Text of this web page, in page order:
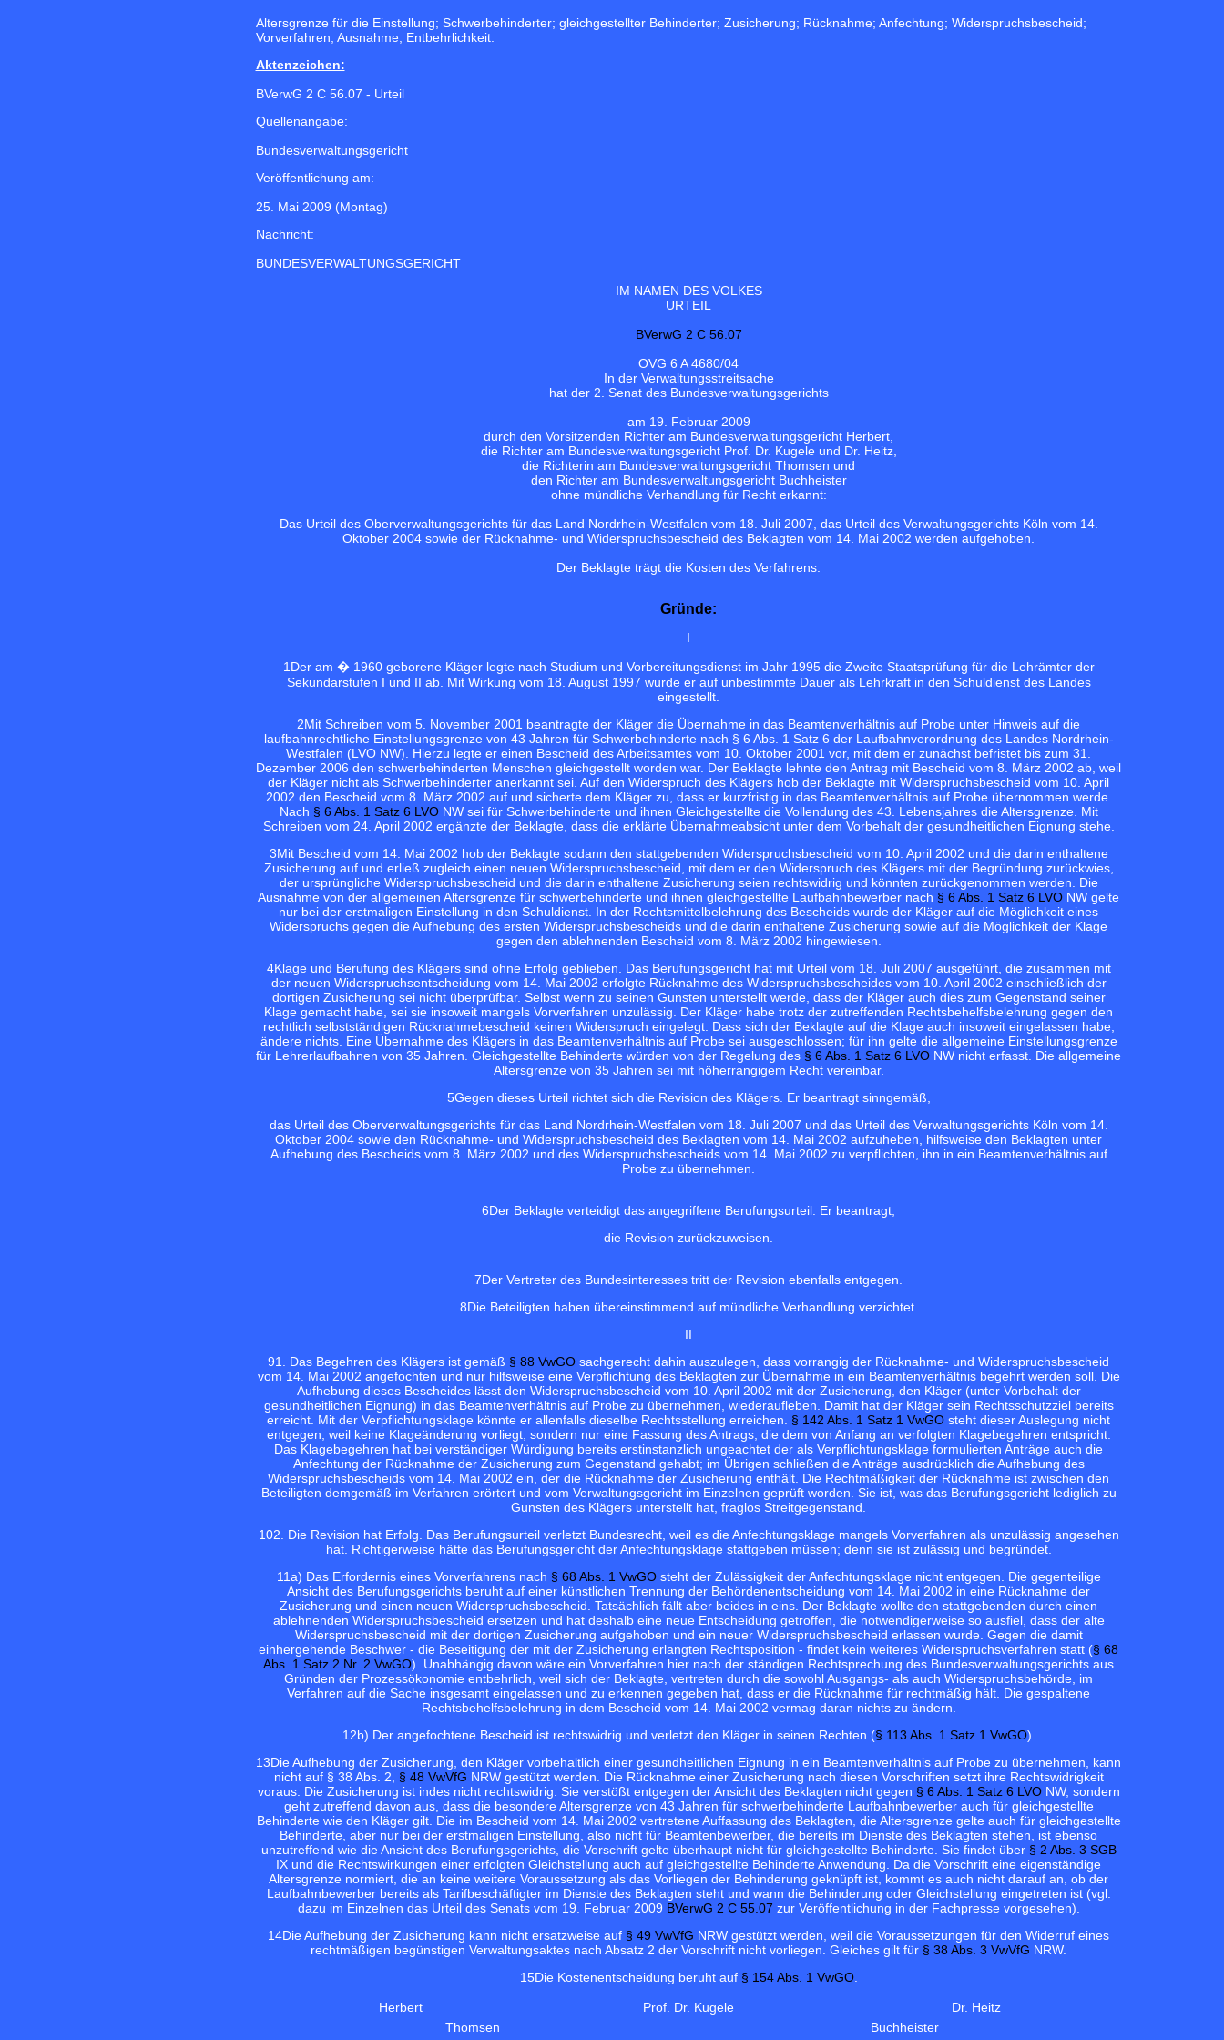
Altersgrenze für die Einstellung; Schwerbehinderter; gleichgestellter Behinderter; Zusicherung; Rücknahme; Anfechtung; Widerspruchsbescheid;
Vorverfahren; Ausnahme; Entbehrlichkeit.
Aktenzeichen:
BVerwG 2 C 56.07 - Urteil
Quellenangabe:
Bundesverwaltungsgericht
Veröffentlichung am:
25. Mai 2009 (Montag)
Nachricht:
BUNDESVERWALTUNGSGERICHT
IM NAMEN DES VOLKES
URTEIL
BVerwG 2 C 56.07
OVG 6 A 4680/04
In der Verwaltungsstreitsache
hat der 2. Senat des Bundesverwaltungsgerichts
am 19. Februar 2009
durch den Vorsitzenden Richter am Bundesverwaltungsgericht Herbert,
die Richter am Bundesverwaltungsgericht Prof. Dr. Kugele und Dr. Heitz,
die Richterin am Bundesverwaltungsgericht Thomsen und
den Richter am Bundesverwaltungsgericht Buchheister
ohne mündliche Verhandlung für Recht erkannt:
Das Urteil des Oberverwaltungsgerichts für das Land Nordrhein-Westfalen vom 18. Juli 2007, das Urteil des Verwaltungsgerichts Köln vom 14.
Oktober 2004 sowie der Rücknahme- und Widerspruchsbescheid des Beklagten vom 14. Mai 2002 werden aufgehoben.
Der Beklagte trägt die Kosten des Verfahrens.
Gründe:
I
1 Der am � 1960 geborene Kläger legte nach Studium und Vorbereitungsdienst im Jahr 1995 die Zweite Staatsprüfung für die Lehrämter der
Sekundarstufen I und II ab. Mit Wirkung vom 18. August 1997 wurde er auf unbestimmte Dauer als Lehrkraft in den Schuldienst des Landes
eingestellt.
2Mit Schreiben vom 5. November 2001 beantragte der Kläger die Übernahme in das Beamtenverhältnis auf Probe unter Hinweis auf die
laufbahnrechtliche Einstellungsgrenze von 43 Jahren für Schwerbehinderte nach § 6 Abs. 1 Satz 6 der Laufbahnverordnung des Landes Nordrhein-
Westfalen (LVO NW). Hierzu legte er einen Bescheid des Arbeitsamtes vom 10. Oktober 2001 vor, mit dem er zunächst befristet bis zum 31.
Dezember 2006 den schwerbehinderten Menschen gleichgestellt worden war. Der Beklagte lehnte den Antrag mit Bescheid vom 8. März 2002 ab, weil
der Kläger nicht als Schwerbehinderter anerkannt sei. Auf den Widerspruch des Klägers hob der Beklagte mit Widerspruchsbescheid vom 10. April
2002 den Bescheid vom 8. März 2002 auf und sicherte dem Kläger zu, dass er kurzfristig in das Beamtenverhältnis auf Probe übernommen werde.
Nach § 6 Abs. 1 Satz 6 LVONW sei für Schwerbehinderte und ihnen Gleichgestellte die Vollendung des 43. Lebensjahres die Altersgrenze. Mit
Schreiben vom 24. April 2002 ergänzte der Beklagte, dass die erklärte Übernahmeabsicht unter dem Vorbehalt der gesundheitlichen Eignung stehe.
3Mit Bescheid vom 14. Mai 2002 hob der Beklagte sodann den stattgebenden Widerspruchsbescheid vom 10. April 2002 und die darin enthaltene
Zusicherung auf und erließ zugleich einen neuen Widerspruchsbescheid, mit dem er den Widerspruch des Klägers mit der Begründung zurückwies,
der ursprüngliche Widerspruchsbescheid und die darin enthaltene Zusicherung seien rechtswidrig und könnten zurückgenommen werden. Die
Ausnahme von der allgemeinen Altersgrenze für schwerbehinderte und ihnen gleichgestellte Laufbahnbewerber nach § 6 Abs. 1 Satz 6 LVO NW gelte
nur bei der erstmaligen Einstellung in den Schuldienst. In der Rechtsmittelbelehrung des Bescheids wurde der Kläger auf die Möglichkeit eines
Widerspruchs gegen die Aufhebung des ersten Widerspruchsbescheids und die darin enthaltene Zusicherung sowie auf die Möglichkeit der Klage
gegen den ablehnenden Bescheid vom 8. März 2002 hingewiesen.
4Klage und Berufung des Klägers sind ohne Erfolg geblieben. Das Berufungsgericht hat mit Urteil vom 18. Juli 2007 ausgeführt, die zusammen mit
der neuen Widerspruchsentscheidung vom 14. Mai 2002 erfolgte Rücknahme des Widerspruchsbescheides vom 10. April 2002 einschließlich der
dortigen Zusicherung sei nicht überprüfbar. Selbst wenn zu seinen Gunsten unterstellt werde, dass der Kläger auch dies zum Gegenstand seiner
Klage gemacht habe, sei sie insoweit mangels Vorverfahren unzulässig. Der Kläger habe trotz der zutreffenden Rechtsbehelfsbelehrung gegen den
rechtlich selbstständigen Rücknahmebescheid keinen Widerspruch eingelegt. Dass sich der Beklagte auf die Klage auch insoweit eingelassen habe,
ändere nichts. Eine Übernahme des Klägers in das Beamtenverhältnis auf Probe sei ausgeschlossen; für ihn gelte die allgemeine Einstellungsgrenze
für Lehrerlaufbahnen von 35 Jahren. Gleichgestellte Behinderte würden von der Regelung des § 6 Abs. 1 Satz 6 LVO NW nicht erfasst. Die allgemeine
Altersgrenze von 35 Jahren sei mit höherrangigem Recht vereinbar.
5Gegen dieses Urteil richtet sich die Revision des Klägers. Er beantragt sinngemäß,
das Urteil des Oberverwaltungsgerichts für das Land Nordrhein-Westfalen vom 18. Juli 2007 und das Urteil des Verwaltungsgerichts Köln vom 14.
Oktober 2004 sowie den Rücknahme- und Widerspruchsbescheid des Beklagten vom 14. Mai 2002 aufzuheben, hilfsweise den Beklagten unter
Aufhebung des Bescheids vom 8. März 2002 und des Widerspruchsbescheids vom 14. Mai 2002 zu verpflichten, ihn in ein Beamtenverhältnis auf
Probe zu übernehmen.
6Der Beklagte verteidigt das angegriffene Berufungsurteil. Er beantragt,
die Revision zurückzuweisen.
7Der Vertreter des Bundesinteresses tritt der Revision ebenfalls entgegen.
8Die Beteiligten haben übereinstimmend auf mündliche Verhandlung verzichtet.
II
91. Das Begehren des Klägers ist gemäß § 88 VwGO sachgerecht dahin auszulegen, dass vorrangig der Rücknahme- und Widerspruchsbescheid
vom 14. Mai 2002 angefochten und nur hilfsweise eine Verpflichtung des Beklagten zur Übernahme in ein Beamtenverhältnis begehrt werden soll. Die
Aufhebung dieses Bescheides lässt den Widerspruchsbescheid vom 10. April 2002 mit der Zusicherung, den Kläger (unter Vorbehalt der
gesundheitlichen Eignung) in das Beamtenverhältnis auf Probe zu übernehmen, wiederaufleben. Damit hat der Kläger sein Rechtsschutzziel bereits
erreicht. Mit der Verpflichtungsklage könnte er allenfalls dieselbe Rechtsstellung erreichen. § 142 Abs. 1 Satz 1 VwGO steht dieser Auslegung nicht
entgegen, weil keine Klageänderung vorliegt, sondern nur eine Fassung des Antrags, die dem von Anfang an verfolgten Klagebegehren entspricht.
Das Klagebegehren hat bei verständiger Würdigung bereits erstinstanzlich ungeachtet der als Verpflichtungsklage formulierten Anträge auch die
Anfechtung der Rücknahme der Zusicherung zum Gegenstand gehabt; im Übrigen schließen die Anträge ausdrücklich die Aufhebung des
Widerspruchsbescheids vom 14. Mai 2002 ein, der die Rücknahme der Zusicherung enthält. Die Rechtmäßigkeit der Rücknahme ist zwischen den
Beteiligten demgemäß im Verfahren erörtert und vom Verwaltungsgericht im Einzelnen geprüft worden. Sie ist, was das Berufungsgericht lediglich zu
Gunsten des Klägers unterstellt hat, fraglos Streitgegenstand.
102. Die Revision hat Erfolg. Das Berufungsurteil verletzt Bundesrecht, weil es die Anfechtungsklage mangels Vorverfahren als unzulässig angesehen
hat. Richtigerweise hätte das Berufungsgericht der Anfechtungsklage stattgeben müssen; denn sie ist zulässig und begründet.
11a) Das Erfordernis eines Vorverfahrens nach § 68 Abs. 1 VwGOsteht der Zulässigkeit der Anfechtungsklage nicht entgegen. Die gegenteilige
Ansicht des Berufungsgerichts beruht auf einer künstlichen Trennung der Behördenentscheidung vom 14. Mai 2002 in eine Rücknahme der
Zusicherung und einen neuen Widerspruchsbescheid. Tatsächlich fällt aber beides in eins. Der Beklagte wollte den stattgebenden durch einen
ablehnenden Widerspruchsbescheid ersetzen und hat deshalb eine neue Entscheidung getroffen, die notwendigerweise so ausfiel, dass der alte
Widerspruchsbescheid mit der dortigen Zusicherung aufgehoben und ein neuer Widerspruchsbescheid erlassen wurde. Gegen die damit
einhergehende Beschwer - die Beseitigung der mit der Zusicherung erlangten Rechtsposition - findet kein weiteres Widerspruchsverfahren statt (§ 68
Abs. 1 Satz 2 Nr. 2 VwGO). Unabhängig davon wäre ein Vorverfahren hier nach der ständigen Rechtsprechung des Bundesverwaltungsgerichts aus
Gründen der Prozessökonomie entbehrlich, weil sich der Beklagte, vertreten durch die sowohl Ausgangs- als auch Widerspruchsbehörde, im
Verfahren auf die Sache insgesamt eingelassen und zu erkennen gegeben hat, dass er die Rücknahme für rechtmäßig hält. Die gespaltene
Rechtsbehelfsbelehrung in dem Bescheid vom 14. Mai 2002 vermag daran nichts zu ändern.
12b) Der angefochtene Bescheid ist rechtswidrig und verletzt den Kläger in seinen Rechten (§ 113 Abs. 1 Satz 1 VwGO).
13Die Aufhebung der Zusicherung, den Kläger vorbehaltlich einer gesundheitlichen Eignung in ein Beamtenverhältnis auf Probe zu übernehmen, kann
nicht auf § 38 Abs. 2, § 48 VwVfG NRW gestützt werden. Die Rücknahme einer Zusicherung nach diesen Vorschriften setzt ihre Rechtswidrigkeit
voraus. Die Zusicherung ist indes nicht rechtswidrig. Sie verstößt entgegen der Ansicht des Beklagten nicht gegen § 6 Abs. 1 Satz 6 LVONW, sondern
geht zutreffend davon aus, dass die besondere Altersgrenze von 43 Jahren für schwerbehinderte Laufbahnbewerber auch für gleichgestellte
Behinderte wie den Kläger gilt. Die im Bescheid vom 14. Mai 2002 vertretene Auffassung des Beklagten, die Altersgrenze gelte auch für gleichgestellte
Behinderte, aber nur bei der erstmaligen Einstellung, also nicht für Beamtenbewerber, die bereits im Dienste des Beklagten stehen, ist ebenso
unzutreffend wie die Ansicht des Berufungsgerichts, die Vorschrift gelte überhaupt nicht für gleichgestellte Behinderte. Sie findet über § 2 Abs. 3 SGB
IX und die Rechtswirkungen einer erfolgten Gleichstellung auch auf gleichgestellte Behinderte Anwendung. Da die Vorschrift eine eigenständige
Altersgrenze normiert, die an keine weitere Voraussetzung als das Vorliegen der Behinderung geknüpft ist, kommt es auch nicht darauf an, ob der
Laufbahnbewerber bereits als Tarifbeschäftigter im Dienste des Beklagten steht und wann die Behinderung oder Gleichstellung eingetreten ist (vgl.
dazu im Einzelnen das Urteil des Senats vom 19. Februar 2009 BVerwG 2 C 55.07 zur Veröffentlichung in der Fachpresse vorgesehen).
14Die Aufhebung der Zusicherung kann nicht ersatzweise auf § 49 VwVfG NRW gestützt werden, weil die Voraussetzungen für den Widerruf eines
rechtmäßigen begünstigen Verwaltungsaktes nach Absatz 2 der Vorschrift nicht vorliegen. Gleiches gilt für § 38 Abs. 3 VwVfG NRW.
15Die Kostenentscheidung beruht auf § 154 Abs. 1 VwGO.
Herbert Prof. Dr. Kugele
Dr. Heitz
Thomsen
Buchheister